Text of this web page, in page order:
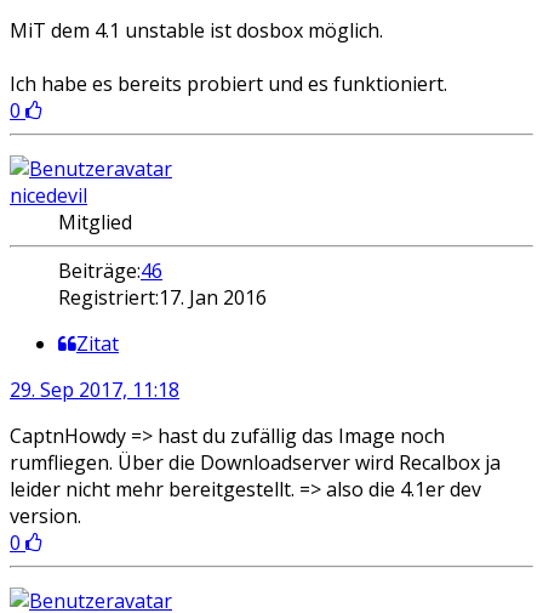
MiT dem 4.1 unstable ist dosbox möglich.
Ich habe es bereits probiert und es funktioniert.
0
nicedevil
Mitglied
Beiträge:46
Registriert:17. Jan 2016
Zitat
29. Sep 2017, 11:18
CaptnHowdy => hast du zufällig das Image noch
rumfliegen. Über die Downloadserver wird Recalbox ja
leider nicht mehr bereitgestellt. => also die 4.1er dev
version.
0